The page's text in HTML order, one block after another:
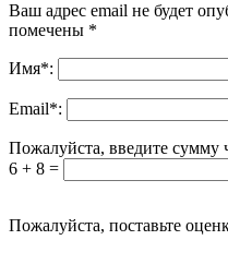
Ваш адрес email не будет
помечены *
Имя*:
Email*:
Пожалуйста, введите сумму
6 + 8 =
Пожалуйста, поставьте